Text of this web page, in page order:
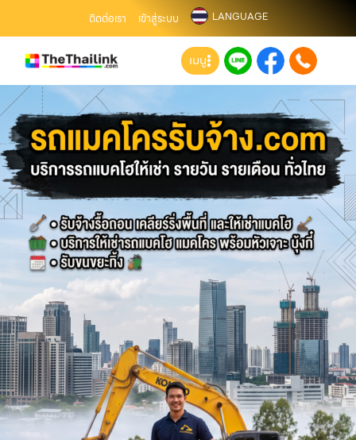
ติดต่อเรา เข้าสู่ระบบ LANGUAGE
เมนู